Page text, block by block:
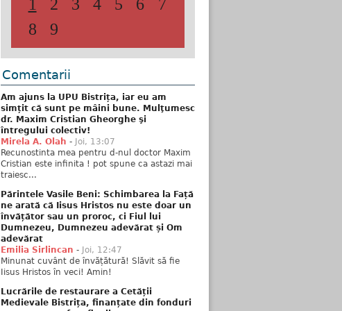
1 2 3 4 5 6
7
8
9
Comentarii
Am ajuns la UPU Bistrița, iar eu am
simțit că sunt pe mâini bune. Mulţumesc
dr. Maxim Cristian Gheorghe şi
întregului colectiv!
Mirela A. Olah - Joi, 13:07
Recunostinta mea pentru d-nul doctor Maxim
Cristian este infinita ! pot spune ca astazi mai
traiesc...
Părintele Vasile Beni: Schimbarea la Față
ne arată că Iisus Hristos nu este doar un
învățător sau un proroc, ci Fiul lui
Dumnezeu, Dumnezeu adevărat și Om
adevărat
Emilia Sirlincan - Joi, 12:47
Minunat cuvânt de învățătură! Slăvit să fie
Iisus Hristos în veci! Amin!
Lucrările de restaurare a Cetății
Medievale Bistrița, finanțate din fonduri